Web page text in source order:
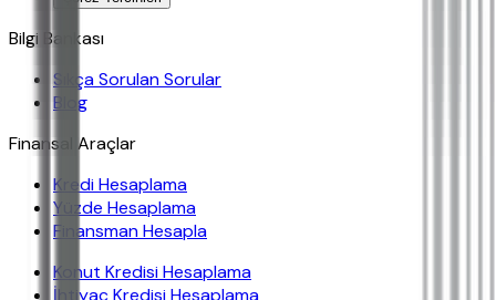
Bilgi Bankası
Sıkça Sorulan Sorular
Blog
Finansal Araçlar
Kredi Hesaplama
Yüzde Hesaplama
Finansman Hesapla
Konut Kredisi Hesaplama
İhtiyaç Kredisi Hesaplama